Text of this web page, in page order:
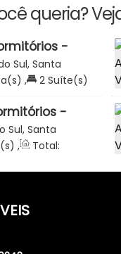
queria?
-
Cardoso
Sul, Santa
, 2 Suíte(s)
420.00m²
-
Sul, Santa
,
Total: